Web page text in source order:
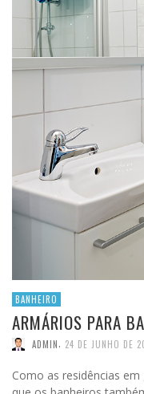
BANHEIRO
ARMÁRIOS PARA
ADMIN, 24 DE JUNHO DE
Como as residências